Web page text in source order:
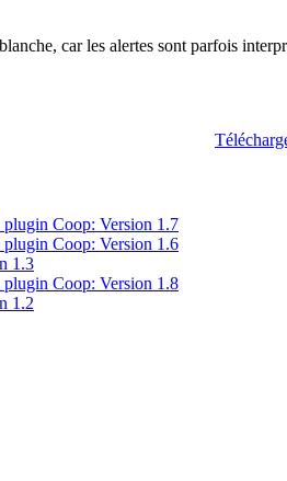
car les alertes sont parfois
Coop: Version 1.7
Coop: Version 1.6
1.3
Coop: Version 1.8
1.2